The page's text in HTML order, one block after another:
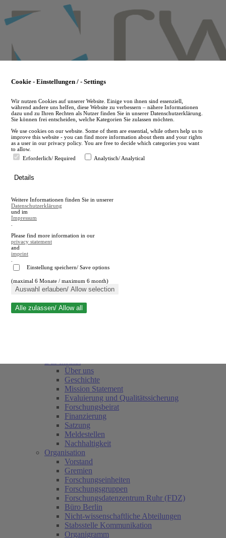
to
main
en
A
A
Suche schließen
Über uns
Geschichte
Mission Statement
Evaluierung und Qualitätssicherung
Forschungsbeirat
Finanzierung
Satzung
Meldestellen
Nachhaltigkeit
Organisation
Vorstand
Gremien
Forschungseinheiten
Forschungsgruppen
Forschungsdatenzentrum Ruhr (FDZ)
Büro Berlin
Nicht-wissenschaftliche Abteilungen
Stabsstelle Kommunikation
Organigramm
Cookie - Einstellungen / - Settings
Wir nutzen Cookies auf unserer Website. Einige von ihnen sind essenziell,
während andere uns helfen, diese Website zu verbessern – nähere Informationen
dazu und zu Ihren Rechten als Nutzer finden Sie in unserer Datenschutzerklärung.
Sie können frei entscheiden, welche Kategorien Sie zulassen möchten.
We use cookies on our website. Some of them are essential, while others help us to
improve this website - you can find more information about them and your rights
as a user in our privacy policy. You are free to decide which categories you want
to allow.
Erforderlich/ Required
Analytisch/ Analytical
Details
Weitere Informationen finden Sie in unserer
Datenschutzerklärung
und im
Impressum
Please find more information in our
privacy statement
and
imprint
Einstellung speichern/ Save options
(maximal 6 Monate / maximum 6 month)
Auswahl erlauben/ Allow selection
Alle zulassen/ Allow all